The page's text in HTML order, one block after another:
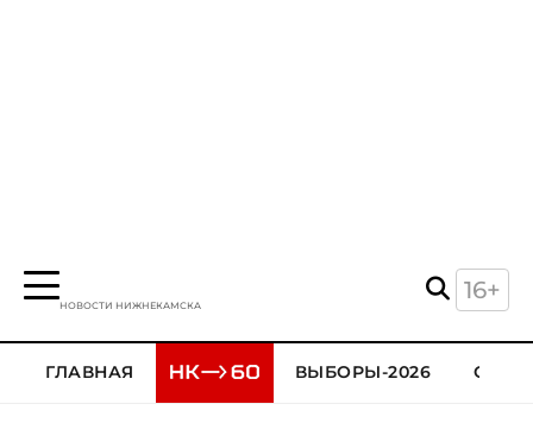
НОВОСТИ НИЖНЕКАМСКА
16+
ГЛАВНАЯ ВЫБОРЫ-2026